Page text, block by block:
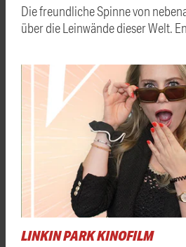
Die freundliche Spinne von
über die Leinwände dieser Welt.
LINKIN PARK KINOFILM